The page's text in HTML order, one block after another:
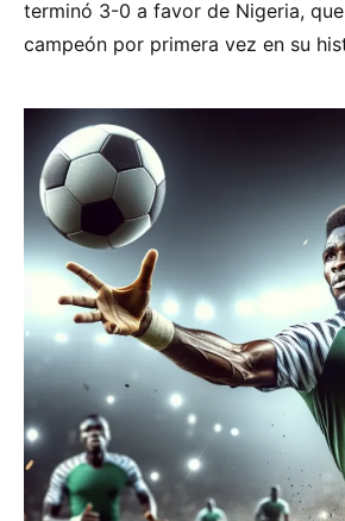
terminó 3-0 a favor de Nigeria,
campeón por primera vez en su